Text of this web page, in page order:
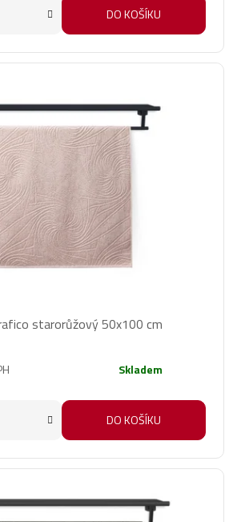
DO KOŠÍKU
starorůžový 50x100 cm
Skladem
DO KOŠÍKU